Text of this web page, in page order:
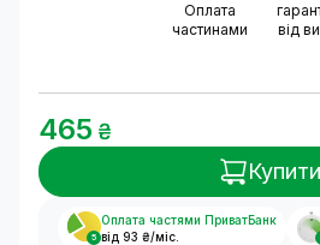
Оплата
частинами
від
465 ₴
Купити
5
Оплата частями ПриватБанк
від 93 ₴/міс.